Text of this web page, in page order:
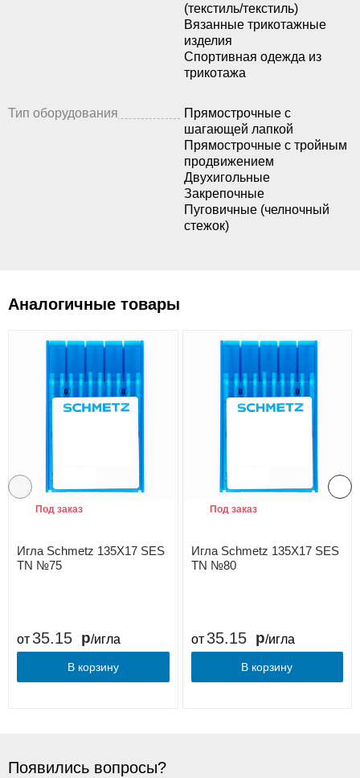
(текстиль/текстиль)
Вязанные трикотажные
изделия
Спортивная одежда из
трикотажа
Тип оборудования
Прямострочные с
шагающей лапкой
Прямострочные с тройным
продвижением
Двухигольные
Закрепочные
Пуговичные (челночный
стежок)
Аналогичные товары
Игла Schmetz 135X17 SES
TN №75
Под заказ
от 35.15 /игла
В корзину
Игла Schmetz 135X17 SES
TN №80
Под заказ
от 35.15 /игла
В корзину
Появились вопросы?